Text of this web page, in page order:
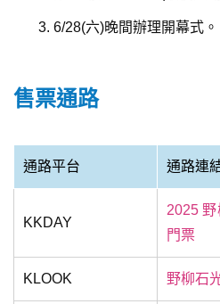
6/28(六)晚間辦理開幕式。
售票通路
通路平台 通路連
KKDAY
2025
門票
KLOOK 野柳石